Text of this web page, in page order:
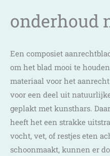
onderhoud
Een composiet
om het blad mooi te
materiaal voor het
voor een deel uit
geplakt met kunsthars.
heeft het een strakke
vocht, vet, of restjes eten
schoonmaakt, kunnen er